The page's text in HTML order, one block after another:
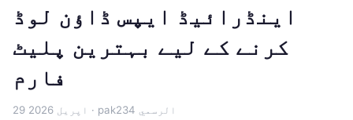
اینڈرائیڈ ایپس ڈاؤن لوڈ
کرنے کے لیے بہترین پلیٹ
فارم
29 اپریل 2026 · pak234 الرسمي